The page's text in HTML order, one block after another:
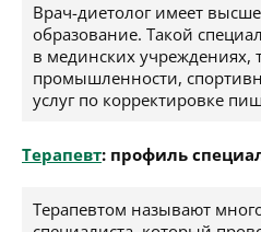
Врач-диетолог имеет
образование. Такой
в мединских учреждениях,
промышленности,
услуг по корректировке
Терапевт: профиль
Терапевтом называют